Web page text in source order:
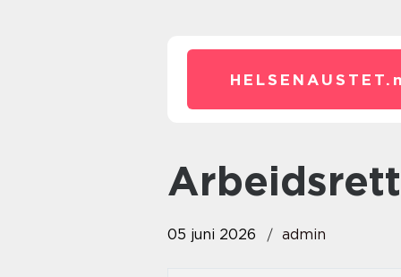
HELSENAUSTET.
arbeidsrett
05 juni 2026 admin